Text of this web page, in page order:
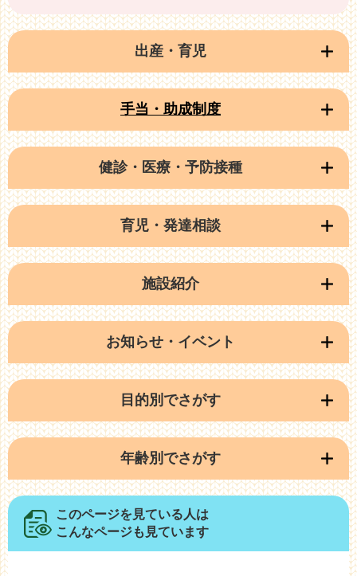
出産・育児
手当・助成制度
健診・医療・予防接種
育児・発達相談
施設紹介
お知らせ・イベント
目的別でさがす
年齢別でさがす
このページを見ている人は
こんなページも見ています